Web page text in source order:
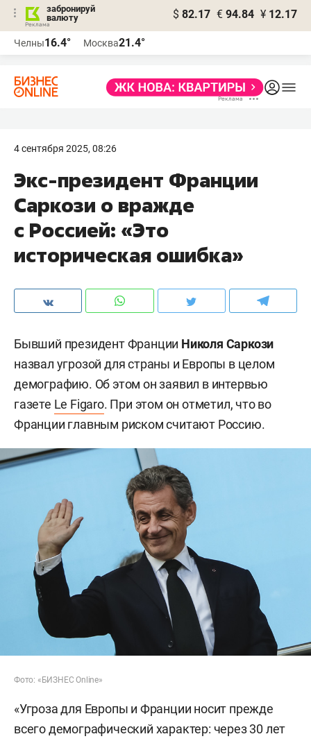
забронируй
валюту
$ 82.17 € 94.84 ¥ 12.17
Челны16.4° Москва21.4°
4 сентября 2025, 08:26
Экс-президент Франции
Саркози о вражде
с Россией: «Это
историческая ошибка»
Бывший президент Франции Николя Саркози
назвал угрозой для страны и Европы в целом
демографию. Об этом он заявил в интервью
газете Le Figaro. При этом он отметил, что во
Франции главным риском считают Россию.
Фото: «БИЗНЕС Online»
«Угроза для Европы и Франции носит прежде
всего демографический характер: через 30 лет